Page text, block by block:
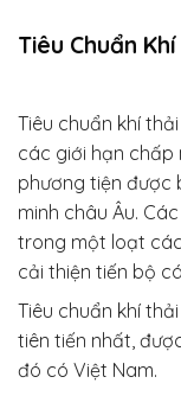
Tiêu Chuẩn
Tiêu chuẩn khí
các giới hạn chấp
phương tiện được
minh châu Âu.
trong một loạt các
cải thiện tiến bộ
Tiêu chuẩn khí
tiên tiến nhất,
đó có Việt Nam.